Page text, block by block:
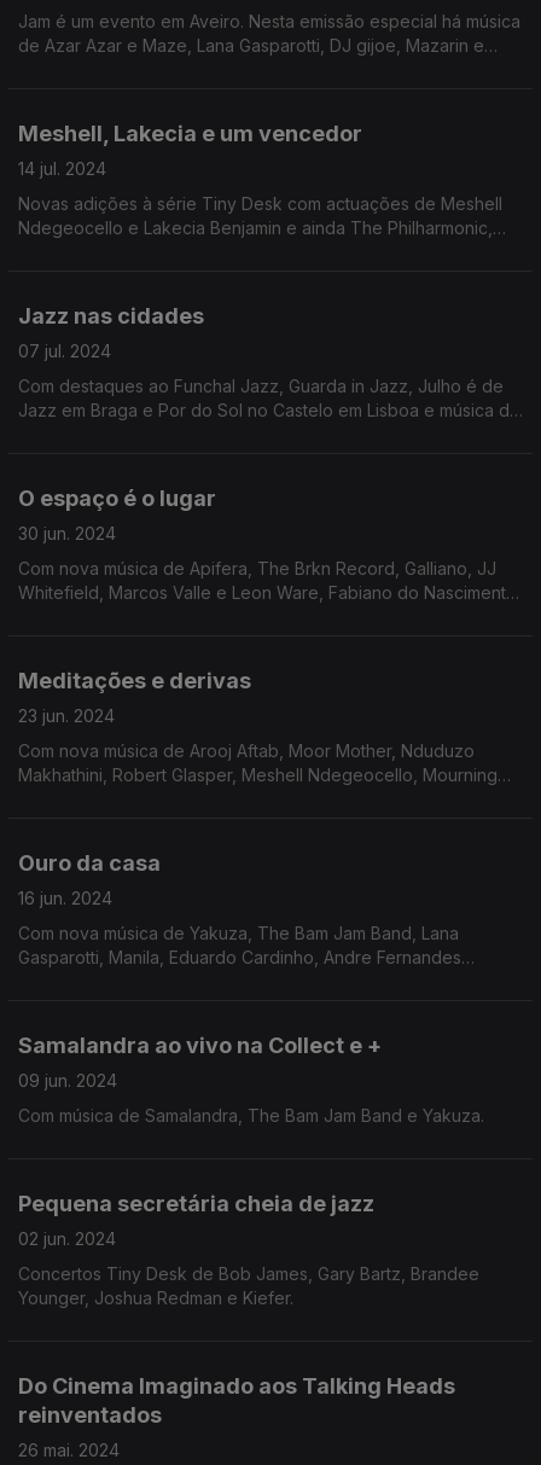
Jam é um evento em Aveiro. Nesta emissão especial há música
de Azar Azar e Maze, Lana Gasparotti, DJ gijoe, Mazarin e
Meshell, Lakecia e um vencedor
14 jul. 2024
Novas adições à série Tiny Desk com actuações de Meshell
Ndegeocello e Lakecia Benjamin e ainda The Philharmonic,
Jazz nas cidades
07 jul. 2024
Com destaques ao Funchal Jazz, Guarda in Jazz, Julho é de
Jazz em Braga e Por do Sol no Castelo em Lisboa e música de
O espaço é o lugar
30 jun. 2024
Com nova música de Apifera, The Brkn Record, Galliano, JJ
Whitefield, Marcos Valle e Leon Ware, Fabiano do Nascimento
Meditações e derivas
23 jun. 2024
Com nova música de Arooj Aftab, Moor Mother, Nduduzo
Makhathini, Robert Glasper, Meshell Ndegeocello, Mourning
Ouro da casa
16 jun. 2024
Com nova música de Yakuza, The Bam Jam Band, Lana
Gasparotti, Manila, Eduardo Cardinho, Andre Fernandes
Samalandra ao vivo na Collect e +
09 jun. 2024
Com música de Samalandra, The Bam Jam Band e Yakuza.
Pequena secretária cheia de jazz
02 jun. 2024
Concertos Tiny Desk de Bob James, Gary Bartz, Brandee
Younger, Joshua Redman e Kiefer.
Do Cinema Imaginado aos Talking Heads
reinventados
26 mai. 2024